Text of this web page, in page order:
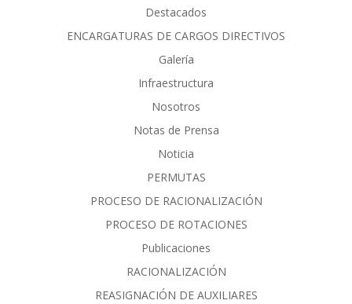
Destacados
ENCARGATURAS DE CARGOS DIRECTIVOS
Galería
Infraestructura
Nosotros
Notas de Prensa
Noticia
PERMUTAS
PROCESO DE RACIONALIZACIÓN
PROCESO DE ROTACIONES
Publicaciones
RACIONALIZACIÓN
REASIGNACIÓN DE AUXILIARES